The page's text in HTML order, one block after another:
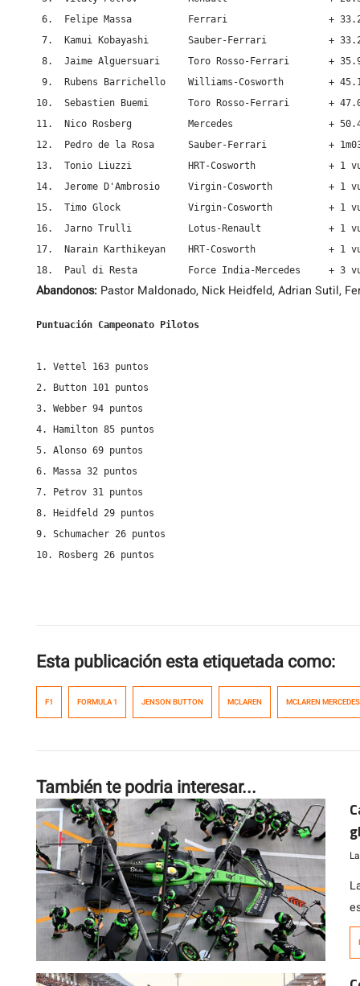
6.  Felipe Massa          Ferrari                  +
7.  Kamui Kobayashi       Sauber-Ferrari           +
8.  Jaime Alguersuari     Toro Rosso-Ferrari       +
9.  Rubens Barrichello    Williams-Cosworth        +
10.  Sebastien Buemi       Toro Rosso-Ferrari       +
11.  Nico Rosberg          Mercedes                 +
12.  Pedro de la Rosa      Sauber-Ferrari           +
13.  Tonio Liuzzi          HRT-Cosworth             + 1
14.  Jerome D'Ambrosio     Virgin-Cosworth          + 1
15.  Timo Glock            Virgin-Cosworth          + 1
16.  Jarno Trulli          Lotus-Renault            + 1
17.  Narain Karthikeyan    HRT-Cosworth             + 1
18.  Paul di Resta         Force India-Mercedes     + 3
Abandonos: Pastor Maldonado, Nick Heidfeld, Adrian Sutil,
Puntuación Campeonato Pilotos
1. Vettel 163 puntos
2. Button 101 puntos
3. Webber 94 puntos
4. Hamilton 85 puntos
5. Alonso 69 puntos
6. Massa 32 puntos
7. Petrov 31 puntos
8. Heidfeld 29 puntos
9. Schumacher 26 puntos
10. Rosberg 26 puntos
Esta publicación esta etiquetada como:
F1 FORMULA 1 JENSON BUTTON MCLAREN MCLAREN MERCEDES
También te podria interesar...